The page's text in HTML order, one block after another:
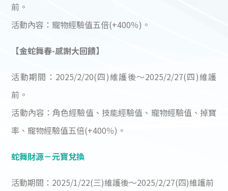
前。
活動內容：寵物經驗值五倍(+400％)。
【金蛇舞春-感謝大回饋】
活動期間：2025/2/20(四)維護後～2025/2/27(四)維護
前。
活動內容：角色經驗值、技能經驗值、寵物經驗值、掉寶
率、寵物經驗值五倍(+400％)。
蛇舞財源－元寶兌換
活動期間：2025/1/22(三)維護後～2025/2/27(四)維護前